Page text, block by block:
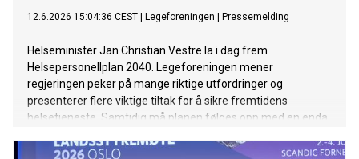
12.6.2026 15:04:36 CEST Legeforeningen Pressemelding
Helseminister Jan Christian Vestre la i dag frem
Helsepersonellplan 2040. Legeforeningen mener
regjeringen peker på mange riktige utfordringer og
presenterer flere viktige tiltak for å sikre fremtidens
helsetjeneste. Samtidig må planen følges opp med en enda
kapasitet.